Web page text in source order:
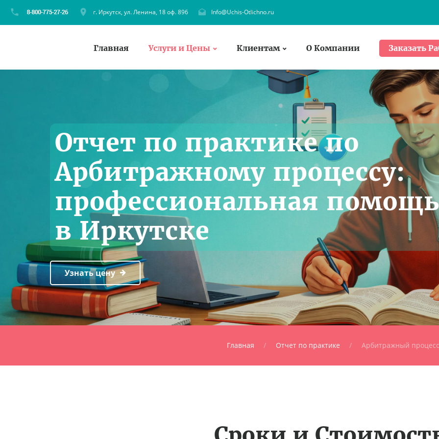
г. Иркутск, ул. Ленина, 18 оф. 896 Info@Uchis-Otlichno.ru
Главная Услуги и Цены Клиентам О Компании Заказать
Отчет по практике по
Арбитражному процессу:
профессиональная помощь
в Иркутске
Узнать цену
Главная Отчет по практике Арбитражный процесс